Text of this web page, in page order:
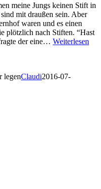
meine Jungs keinen Stift in
mit draußen sein. Aber
waren und es einen
plötzlich nach Stiften. “Hast
der eine… Weiterlesen
legenClaudi2016-07-